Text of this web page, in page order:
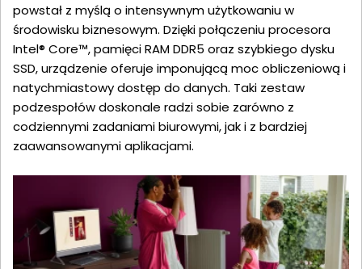
powstał z myślą o intensywnym użytkowaniu w
środowisku biznesowym. Dzięki połączeniu procesora
Intel® Core™, pamięci RAM DDR5 oraz szybkiego dysku
SSD, urządzenie oferuje imponującą moc obliczeniową i
natychmiastowy dostęp do danych. Taki zestaw
podzespołów doskonale radzi sobie zarówno z
codziennymi zadaniami biurowymi, jak i z bardziej
zaawansowanymi aplikacjami.